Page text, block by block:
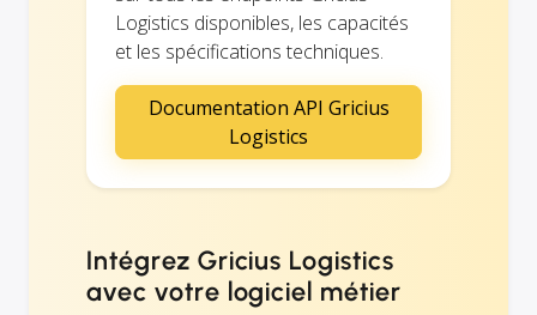
Logistics disponibles, les capacités
et les spécifications techniques.
Documentation API Gricius
Logistics
Intégrez Gricius Logistics
avec votre logiciel métier